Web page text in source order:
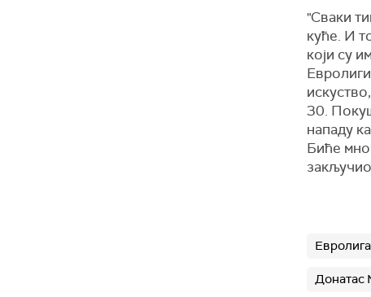
"Сваки
куће. И
који су
30.
нападу
Биће
Евролига
Донатас